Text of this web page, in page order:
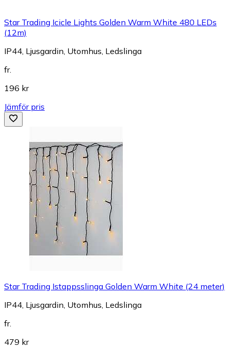
Star Trading Icicle Lights Golden Warm White 480 LEDs
(12m)
IP44, Ljusgardin, Utomhus, Ledslinga
fr.
196 kr
Jämför pris
Star Trading Istappsslinga Golden Warm White (24 meter)
IP44, Ljusgardin, Utomhus, Ledslinga
fr.
479 kr